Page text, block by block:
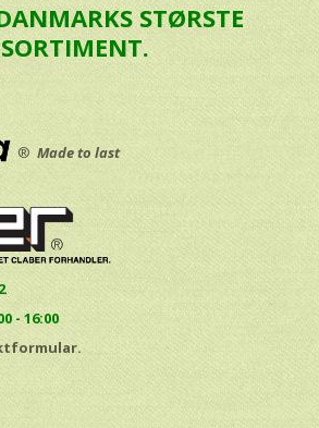
STØRSTE
SORTIMENT.
® Made to last
- 16:00